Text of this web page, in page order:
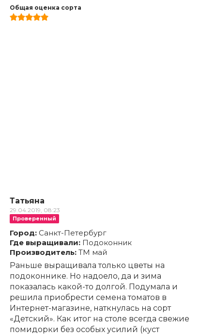
Общая оценка сорта
Татьяна
29.04.2019, 08:23
Проверенный
Город: Санкт-Петербург
Где выращивали: Подоконник
Производитель: ТМ май
Раньше выращивала только цветы на
подоконнике. Но надоело, да и зима
показалась какой-то долгой. Подумала и
решила приобрести семена томатов в
Интернет-магазине, наткнулась на сорт
«Детский». Как итог на столе всегда свежие
помидорки без особых усилий (куст